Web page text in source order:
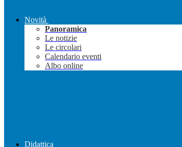
Novità
Panoramica
Le notizie
Le circolari
Calendario eventi
Albo online
Didattica